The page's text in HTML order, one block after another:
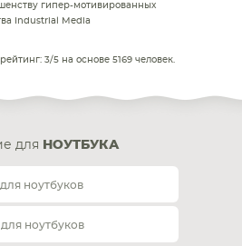
гипер-мотивированных
Industrial Media
3/5 на основе 5169 человек.
для НОУТБУКА
ноутбуков
ноутбуков